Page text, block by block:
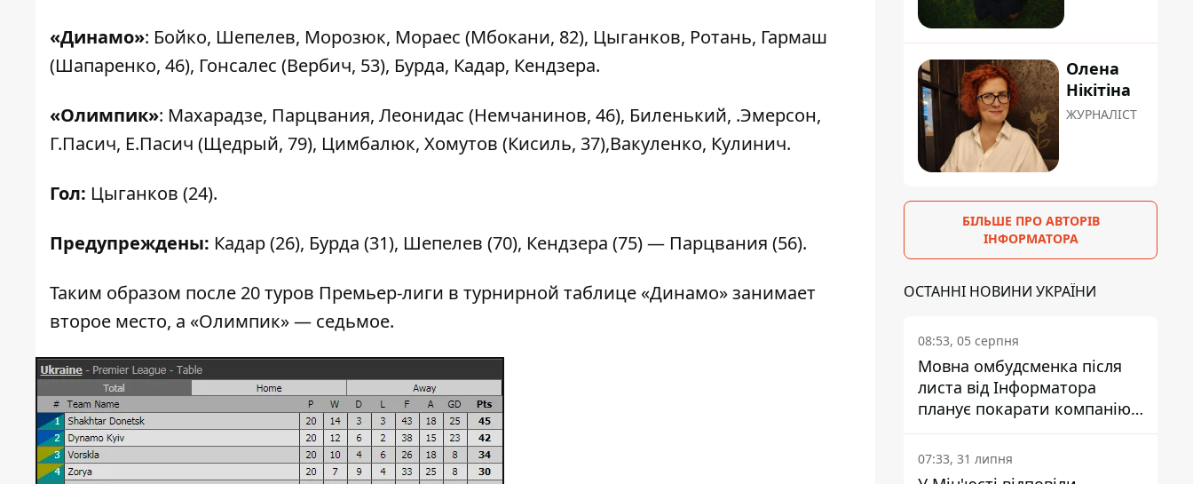
«Динамо»: Бойко, Шепелев, Морозюк, Мораес (Мбокани, 82), Цыганков, Ротань, Гармаш
(Шапаренко, 46), Гонсалес (Вербич, 53), Бурда, Кадар, Кендзера.
«Олимпик»: Махарадзе, Парцвания, Леонидас (Немчанинов, 46), Биленький, .Эмерсон,
Г.Пасич, Е.Пасич (Щедрый, 79), Цимбалюк, Хомутов (Кисиль, 37),Вакуленко, Кулинич.
Гол: Цыганков (24).
Предупреждены: Кадар (26), Бурда (31), Шепелев (70), Кендзера (75) — Парцвания (56).
Таким образом после 20 туров Премьер-лиги в турнирной таблице «Динамо» занимает
второе место, а «Олимпик» — седьмое.
Олена
Нікітіна
ЖУРНАЛІСТ
БІЛЬШЕ ПРО АВТОРІВ
ІНФОРМАТОРА
ОСТАННІ НОВИНИ УКРАЇНИ
08:53, 05 серпня
Мовна омбудсменка після
листа від Інформатора
планує покарати компанію-
підрядника ПриватБанку
07:33, 31 липня